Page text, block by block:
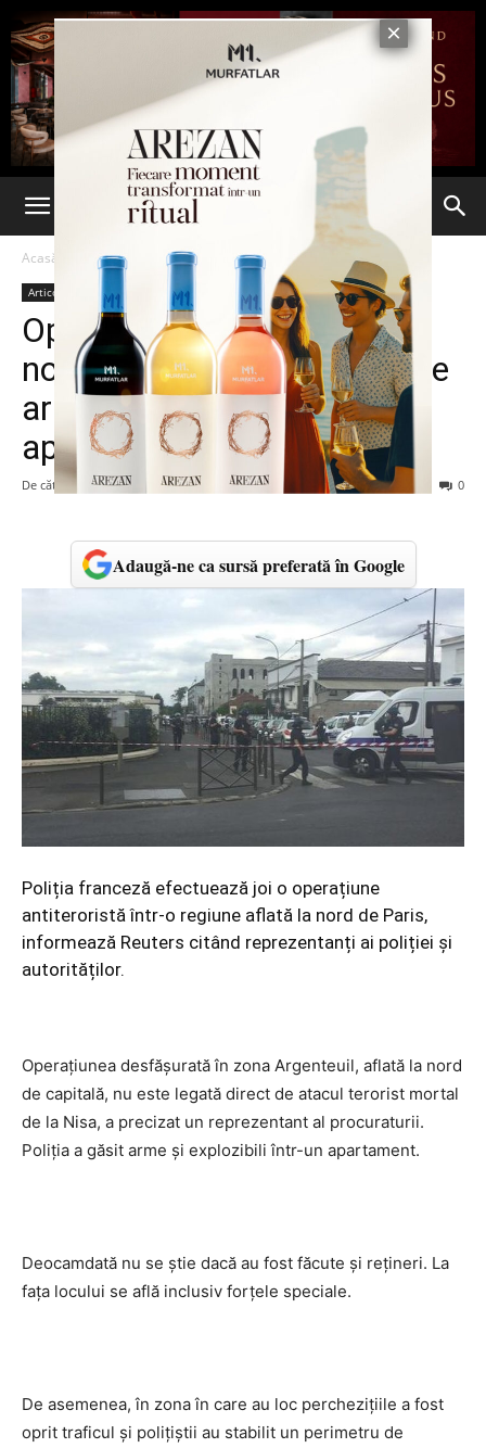
Acasă Articole
Articole
Operațiune antiteroristă la
nord de Paris. Au fost găsite
arme și explozibili în
apropierea unei moschei
De către 21 iulie 2016 0
Adaugă-ne ca sursă preferată în Google
Poliția franceză efectuează joi o operațiune
antiteroristă într-o regiune aflată la nord de Paris,
informează Reuters citând reprezentanți ai poliției și
autorităților.
Operațiunea desfășurată în zona Argenteuil, aflată la nord
de capitală, nu este legată direct de atacul terorist mortal
de la Nisa, a precizat un reprezentant al procuraturii.
Poliția a găsit arme și explozibili într-un apartament.
Deocamdată nu se știe dacă au fost făcute și rețineri. La
fața locului se află inclusiv forțele speciale.
De asemenea, în zona în care au loc perchezițiile a fost
oprit traficul și polițiștii au stabilit un perimetru de